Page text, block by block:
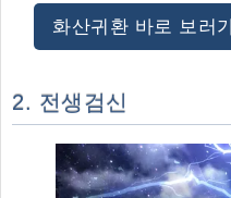
화산귀환 바로 보러
2. 전생검신